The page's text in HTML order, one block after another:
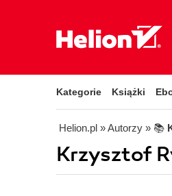
Kategorie Książki
Helion.pl » Autorzy » 📚
Krzysztof